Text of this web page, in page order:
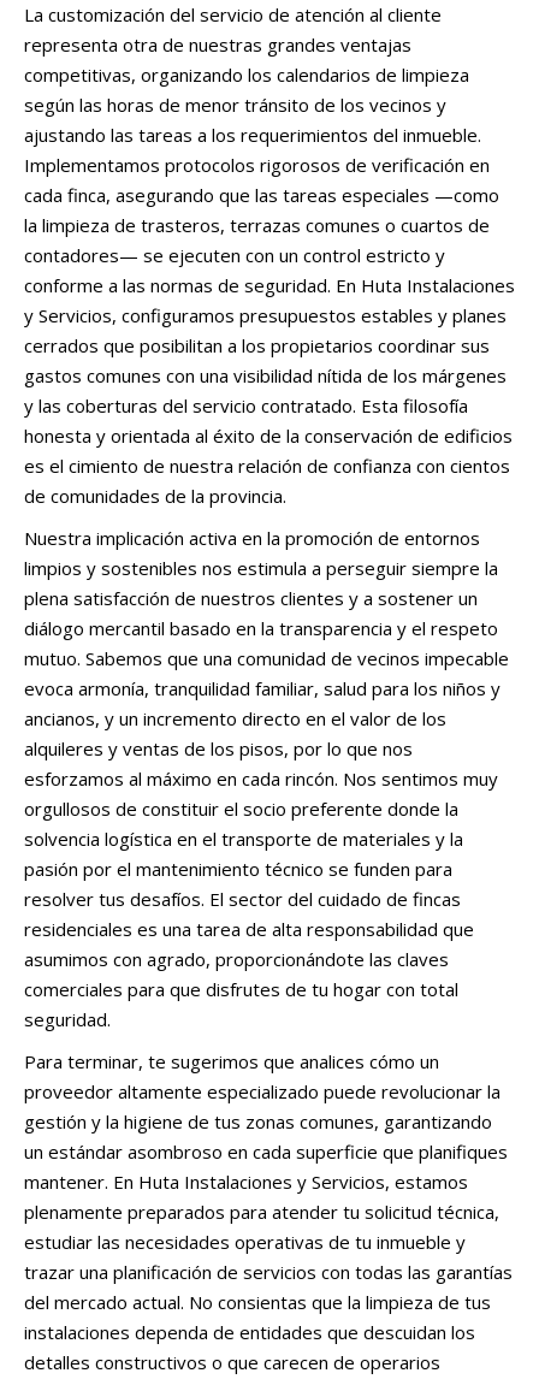
La customización del servicio de atención al cliente
representa otra de nuestras grandes ventajas
competitivas, organizando los calendarios de limpieza
según las horas de menor tránsito de los vecinos y
ajustando las tareas a los requerimientos del inmueble.
Implementamos protocolos rigorosos de verificación en
cada finca, asegurando que las tareas especiales —como
la limpieza de trasteros, terrazas comunes o cuartos de
contadores— se ejecuten con un control estricto y
conforme a las normas de seguridad. En Huta Instalaciones
y Servicios, configuramos presupuestos estables y planes
cerrados que posibilitan a los propietarios coordinar sus
gastos comunes con una visibilidad nítida de los márgenes
y las coberturas del servicio contratado. Esta filosofía
honesta y orientada al éxito de la conservación de edificios
es el cimiento de nuestra relación de confianza con cientos
de comunidades de la provincia.
Nuestra implicación activa en la promoción de entornos
limpios y sostenibles nos estimula a perseguir siempre la
plena satisfacción de nuestros clientes y a sostener un
diálogo mercantil basado en la transparencia y el respeto
mutuo. Sabemos que una comunidad de vecinos impecable
evoca armonía, tranquilidad familiar, salud para los niños y
ancianos, y un incremento directo en el valor de los
alquileres y ventas de los pisos, por lo que nos
esforzamos al máximo en cada rincón. Nos sentimos muy
orgullosos de constituir el socio preferente donde la
solvencia logística en el transporte de materiales y la
pasión por el mantenimiento técnico se funden para
resolver tus desafíos. El sector del cuidado de fincas
residenciales es una tarea de alta responsabilidad que
asumimos con agrado, proporcionándote las claves
comerciales para que disfrutes de tu hogar con total
seguridad.
Para terminar, te sugerimos que analices cómo un
proveedor altamente especializado puede revolucionar la
gestión y la higiene de tus zonas comunes, garantizando
un estándar asombroso en cada superficie que planifiques
mantener. En Huta Instalaciones y Servicios, estamos
plenamente preparados para atender tu solicitud técnica,
estudiar las necesidades operativas de tu inmueble y
trazar una planificación de servicios con todas las garantías
del mercado actual. No consientas que la limpieza de tus
instalaciones dependa de entidades que descuidan los
detalles constructivos o que carecen de operarios